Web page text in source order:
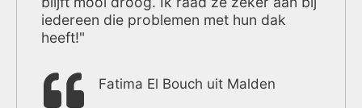
iedereen die problemen met hun dak
heeft!"
Fatima El Bouch uit Malden